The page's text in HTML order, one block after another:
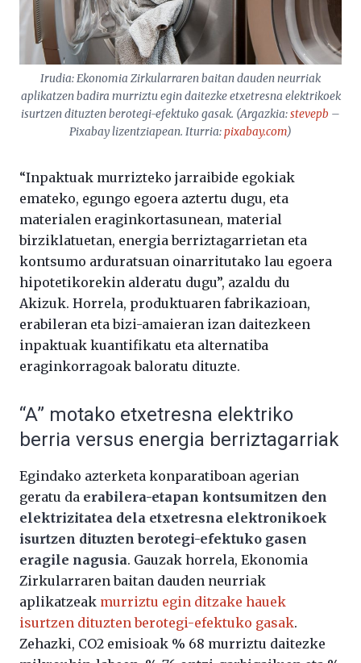
Irudia: Ekonomia Zirkularraren baitan dauden neurriak
aplikatzen badira murriztu egin daitezke etxetresna elektrikoek
isurtzen dituzten berotegi-efektuko gasak. (Argazkia:stevepb –
Pixabay lizentziapean. Iturria:pixabay.com)
“Inpaktuak murrizteko jarraibide egokiak
emateko, egungo egoera aztertu dugu, eta
materialen eraginkortasunean, material
birziklatuetan, energia berriztagarrietan eta
kontsumo arduratsuan oinarritutako lau egoera
hipotetikorekin alderatu dugu”, azaldu du
Akizuk. Horrela, produktuaren fabrikazioan,
erabileran eta bizi-amaieran izan daitezkeen
inpaktuak kuantifikatu eta alternatiba
eraginkorragoak baloratu dituzte.
“A” motako etxetresna elektriko
berria versus energia berriztagarriak
Egindako azterketa konparatiboan agerian
geratu da erabilera-etapan kontsumitzen den
elektrizitatea dela etxetresna elektronikoek
isurtzen dituzten berotegi-efektuko gasen
eragile nagusia. Gauzak horrela, Ekonomia
Zirkularraren baitan dauden neurriak
aplikatzeak murriztu egin ditzake hauek
isurtzen dituzten berotegi-efektuko gasak.
Zehazki, CO2 emisioak % 68 murriztu daitezke